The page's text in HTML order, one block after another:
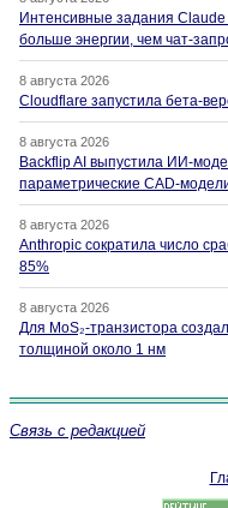
Интенсивные задания Claude
больше энергии, чем чат-
8 августа 2026
Cloudflare запустила бета-
8 августа 2026
Backflip AI выпустила ИИ-
параметрические CAD-
8 августа 2026
Anthropic сократила число
85%
8 августа 2026
Для MoS₂-транзистора
толщиной около 1 нм
Связь с редакцией